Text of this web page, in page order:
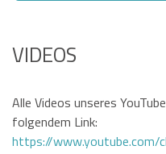
VIDEOS
Alle Videos unseres
folgendem Link:
https://www.youtube.com/